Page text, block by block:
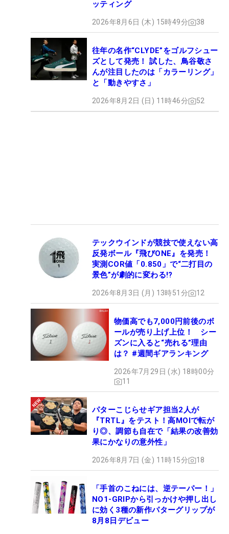
ッティング
2026年8月6日 (木) 15時49分 38
往年の名作“CLYDE”をゴルフシュー
ズとして発売！ 試した、鳥谷敬さ
んが注目したのは「カラーリング」
と「動きやすさ」
2026年8月2日 (日) 11時46分 52
テックウインドが競技で使えない高
反発ボール『飛びONE』を発売！
実測COR値「0.850」で“二打目の
景色”が劇的に変わる!?
2026年8月3日 (月) 13時51分 12
物価高でも7,000円前後のボ
ールが売り上げ上位！ シー
ズンに入ると“売れる”理由
は？ #週間ギアランキング
2026年7月29日 (水) 18時00分
11
パターこじらせギア担当2人が
『TRTL』をテスト！高MOIで転が
り◎、調節も自在で「結果の改善効
果にかなりの意外性」
2026年8月7日 (金) 11時15分 18
「手首のこねには、逆テーパー！」
NO1-GRIPから引っかけや押し出し
に効く3種の新作パターグリップが
8月8日デビュー